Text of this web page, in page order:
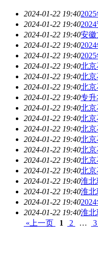
2024-01-22 19:40
2024-01-22 19:40
2024-01-22 19:40安徽
2024-01-22 19:40
2024-01-22 19:40
2024-01-22 19:40北京
2024-01-22 19:40北京
2024-01-22 19:40北京
2024-01-22 19:40专升
2024-01-22 19:40北京
2024-01-22 19:40北京
2024-01-22 19:40北京
2024-01-22 19:40北京
2024-01-22 19:40北京
2024-01-22 19:40北京
2024-01-22 19:40北京
2024-01-22 19:40淮北
2024-01-22 19:40淮北
2024-01-22 19:40
2024-01-22 19:40淮北
«上一页
1 2 … 3